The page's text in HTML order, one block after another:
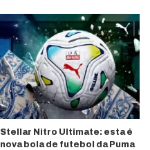
Stellar Nitro Ultimate: esta é
nova bola de futebol da Puma